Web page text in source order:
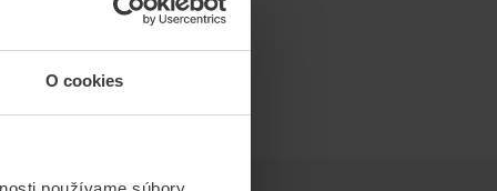
O cookies